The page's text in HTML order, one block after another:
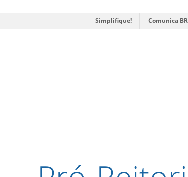
Simplifique! Comunica BR